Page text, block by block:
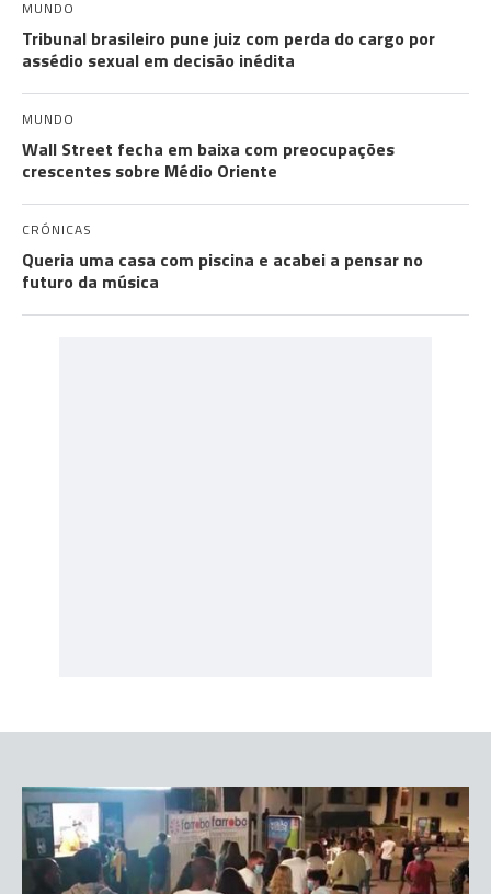
MUNDO
Tribunal brasileiro pune juiz com perda do cargo por
assédio sexual em decisão inédita
MUNDO
Wall Street fecha em baixa com preocupações
crescentes sobre Médio Oriente
CRÓNICAS
Queria uma casa com piscina e acabei a pensar no
futuro da música